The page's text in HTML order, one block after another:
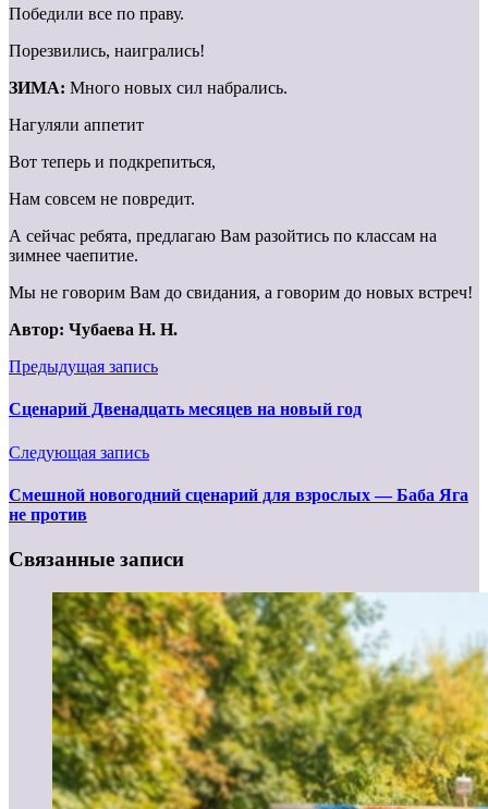
Победили все по праву.
Порезвились, наигрались!
ЗИМА: Много новых сил набрались.
Нагуляли аппетит
Вот теперь и подкрепиться,
Нам совсем не повредит.
А сейчас ребята, предлагаю Вам разойтись по классам на
зимнее чаепитие.
Мы не говорим Вам до свидания, а говорим до новых встреч!
Автор: Чубаева Н. Н.
Предыдущая запись
Сценарий Двенадцать месяцев на новый год
Следующая запись
Смешной новогодний сценарий для взрослых — Баба Яга
не против
Связанные записи